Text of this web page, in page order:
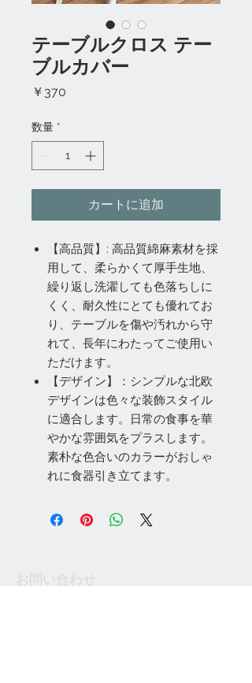
テーブルクロス テー
ブルカバー
￥370
数量 *
カートに追加
【高品質】: 高品質綿麻素材を採
用して、柔らかくて厚手生地、
繰り返し洗濯しても色落ちしに
くく、耐久性にとても優れてお
り、テーブルを傷や汚れから守
れて、長年にわたってご使用い
ただけます。
【デザイン】：シンプルな北欧
デザインは色々な装飾スタイル
に適合します。日常の食事を華
やかな雰囲気をプラスします。
素朴な色合いのカラーがおしゃ
れに食器引き立てます。
お問い合わせ